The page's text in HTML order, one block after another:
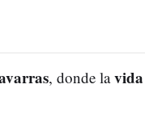
, donde lavida